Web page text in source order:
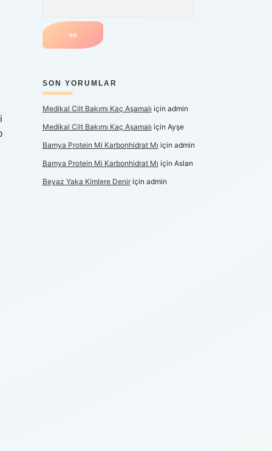
SON YORUMLAR
Medikal Cilt Bakımı Kaç Aşamalı için admin
Medikal Cilt Bakımı Kaç Aşamalı için Ayşe
Bamya Protein Mi Karbonhidrat Mı için admin
Bamya Protein Mi Karbonhidrat Mı için Aslan
Beyaz Yaka Kimlere Deniriçin admin